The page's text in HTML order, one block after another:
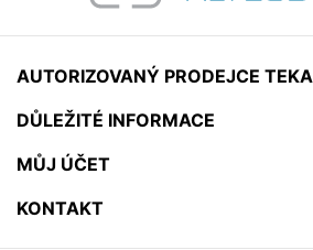
AUTORIZOVANÝ PRODEJCE TEKA
DŮLEŽITÉ INFORMACE
MŮJ ÚČET
KONTAKT